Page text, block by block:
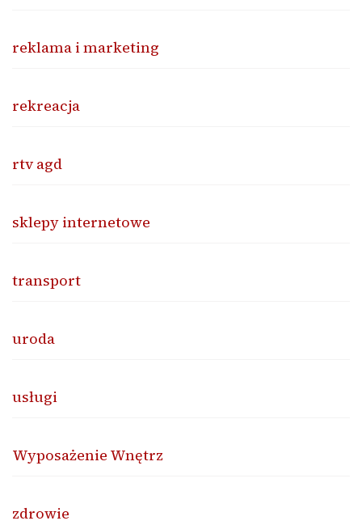
reklama i marketing
rekreacja
rtv agd
sklepy internetowe
transport
uroda
usługi
Wyposażenie Wnętrz
zdrowie